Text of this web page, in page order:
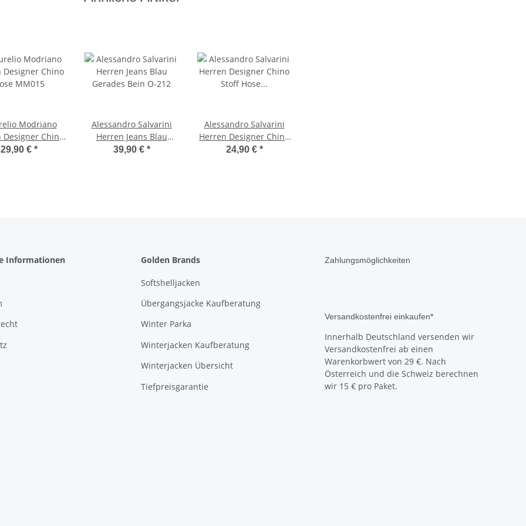
Modriano
Designer Chino
MM015
29,90 € *
Alessandro Salvarini
Herren Jeans Blau
Gerades Bein O-212
39,90 € *
Alessandro Salvarini
Herren Designer Chino
Stoff Hose Schwarz
24,90 € *
Informationen Golden Brands
Softshelljacken
Übergangsjacke Kaufberatung
Winter Parka
Winterjacken Kaufberatung
Winterjacken Übersicht
Tiefpreisgarantie
Zahlungsmöglichkeiten
Versandkostenfrei einkaufen*
Innerhalb Deutschland versenden wir
Versandkostenfrei ab einen
Warenkorbwert von 29 €. Nach
Österreich und die Schweiz berechnen
wir 15 € pro Paket.